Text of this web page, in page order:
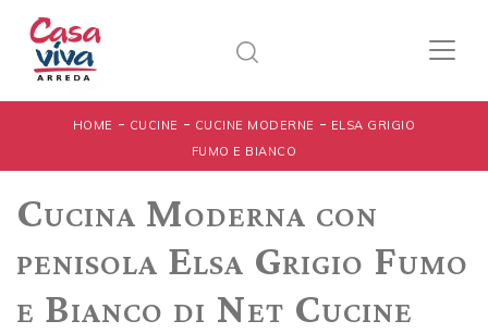
HOME - CUCINE - CUCINE MODERNE - ELSA GRIGIO
FUMO E BIANCO
Cucina Moderna con
penisola Elsa Grigio Fumo
e Bianco di Net Cucine